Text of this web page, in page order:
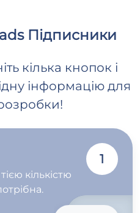
Підписники
кілька кнопок і
інформацію для
кількістю
1